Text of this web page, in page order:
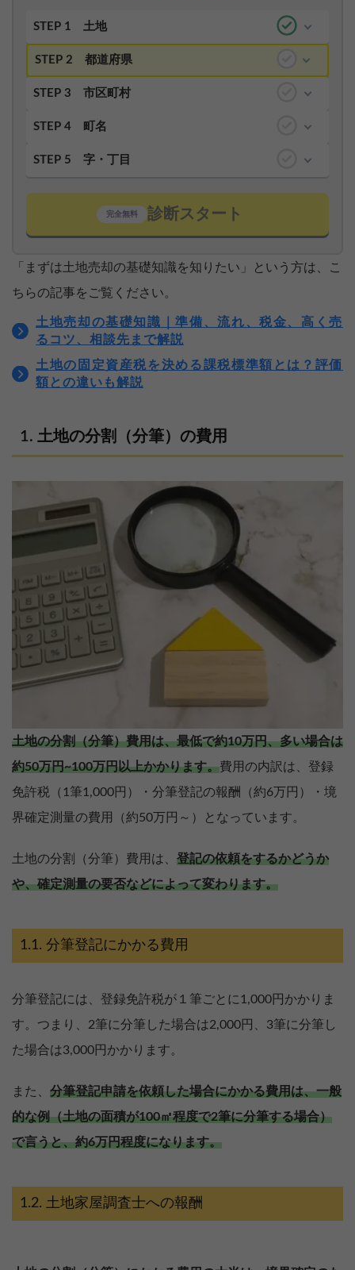
STEP 1 土地
STEP 2 都道府県
STEP 3 市区町村
STEP 4 町名
STEP 5 字・丁目
完全無料 診断スタート
「まずは土地売却の基礎知識を知りたい」という方は、こ
ちらの記事をご覧ください。
土地売却の基礎知識｜準備、流れ、税金、高く売
るコツ、相談先まで解説
土地の固定資産税を決める課税標準額とは？評価
額との違いも解説
土地の分割（分筆）の費用
土地の分割（分筆）費用は、最低で約10万円、多い場合は
約50万円~100万円以上かかります。費用の内訳は、登録
免許税（1筆1,000円）・分筆登記の報酬（約6万円）・境
界確定測量の費用（約50万円～）となっています。
土地の分割（分筆）費用は、 登記の依頼をするかどうか
や、確定測量の要否などによって変わります。
分筆登記にかかる費用
分筆登記には、登録免許税が１筆ごとに1,000円かかりま
す。つまり、2筆に分筆した場合は2,000円、3筆に分筆し
た場合は3,000円かかります。
また、 分筆登記申請を依頼した場合にかかる費用は、一般
的な例（土地の面積が100㎡程度で2筆に分筆する場合）
で言うと、約6万円程度になります。
土地家屋調査士への報酬